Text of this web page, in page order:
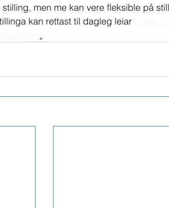
stilling, men me kan vere fleksible på
kan rettast til dagleg leiar
.